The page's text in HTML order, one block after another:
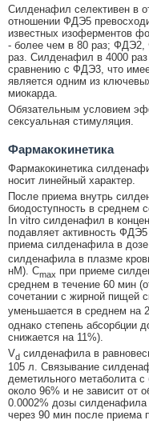
Силденафил селективен в
отношении ФДЭ5
известных изоферментов
- более чем в 80 раз;
раз. Силденафил в 4000
сравнению с ФДЭ3, что
является одним из
миокарда.
Обязательным условием
сексуальная стимуляция.
Фармакокинетика
Фармакокинетика
носит линейный характер.
После приема внутрь
биодоступность в среднем
In vitro силденафил в
подавляет активность
приема силденафила в
силденафила в плазме
нМ). Cmax при приеме
среднем в течение 60 мин
сочетании с жирной пищей
уменьшается в среднем на
однако степень абсорбции
снижается на 11%).
Vd силденафила в
105 л. Связывание
деметильного метаболита
около 96% и не зависит от
0.0002% дозы силденафила
через 90 мин после приема